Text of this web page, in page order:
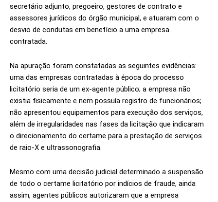
secretário adjunto, pregoeiro, gestores de contrato e
assessores jurídicos do órgão municipal, e atuaram com o
desvio de condutas em benefício a uma empresa
contratada.
Na apuração foram constatadas as seguintes evidências:
uma das empresas contratadas à época do processo
licitatório seria de um ex-agente público; a empresa não
existia fisicamente e nem possuía registro de funcionários;
não apresentou equipamentos para execução dos serviços,
além de irregularidades nas fases da licitação que indicaram
o direcionamento do certame para a prestação de serviços
de raio-X e ultrassonografia.
Mesmo com uma decisão judicial determinado a suspensão
de todo o certame licitatório por indícios de fraude, ainda
assim, agentes públicos autorizaram que a empresa